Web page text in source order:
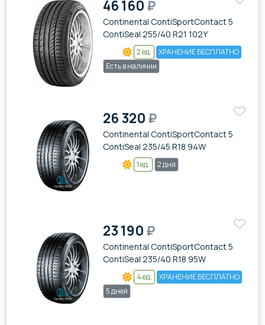
46 160₽
Continental ContiSportContact 5
ContiSeal 255/40 R21 102Y
2 ед.
ХРАНЕНИЕ БЕСПЛАТНО
Есть в наличии
26 320₽
Continental ContiSportContact 5
ContiSeal 235/45 R18 94W
1 ед. 2 дня
23 190₽
Continental ContiSportContact 5
ContiSeal 235/40 R18 95W
4 ед.
ХРАНЕНИЕ БЕСПЛАТНО
5 дней